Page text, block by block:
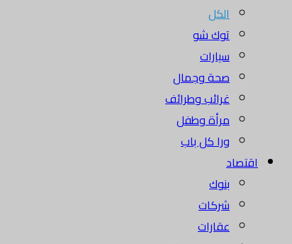
الكل
توك شو
سيارات
صحة وجمال
غرائب وطرائف
مرأة وطفل
ورا كل باب
اقتصاد
بنوك
شركات
عقارات